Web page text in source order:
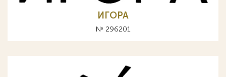
ИГОРА
№ 296201